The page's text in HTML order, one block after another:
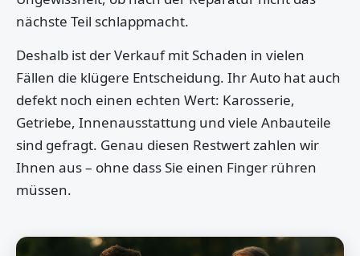
nächste Teil schlappmacht.
Deshalb ist der Verkauf mit Schaden in vielen
Fällen die klügere Entscheidung. Ihr Auto hat auch
defekt noch einen echten Wert: Karosserie,
Getriebe, Innenausstattung und viele Anbauteile
sind gefragt. Genau diesen Restwert zahlen wir
Ihnen aus – ohne dass Sie einen Finger rühren
müssen.